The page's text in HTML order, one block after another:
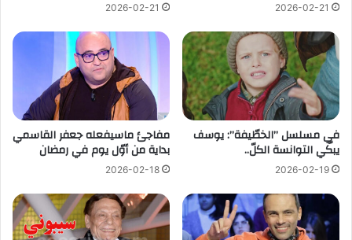
2026-02-21
2026-02-21
في مسلسل ”الخطّيفة”: يوسف
يبكّي التوانسة الكلّ..
2026-02-19
مفاجئ ماسيفعله جعفر القاسمي
بداية من أوّل يوم في رمضان
2026-02-18